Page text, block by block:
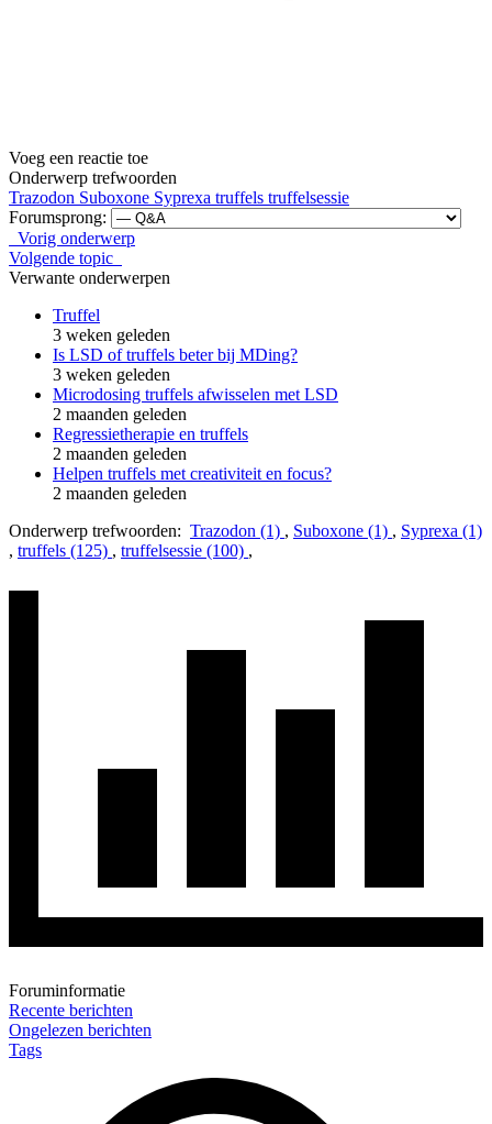
Voeg een reactie toe
Onderwerp trefwoorden
Trazodon Suboxone Syprexa truffels truffelsessie
Forumsprong:
Vorig onderwerp
Volgende topic
Verwante onderwerpen
Truffel
3 weken geleden
Is LSD of truffels beter bij MDing?
3 weken geleden
Microdosing truffels afwisselen met LSD
2 maanden geleden
Regressietherapie en truffels
2 maanden geleden
Helpen truffels met creativiteit en focus?
2 maanden geleden
Onderwerp trefwoorden: Trazodon (1) , Suboxone (1) , Syprexa (1)
, truffels (125) , truffelsessie (100) ,
Foruminformatie
Recente berichten
Ongelezen berichten
Tags